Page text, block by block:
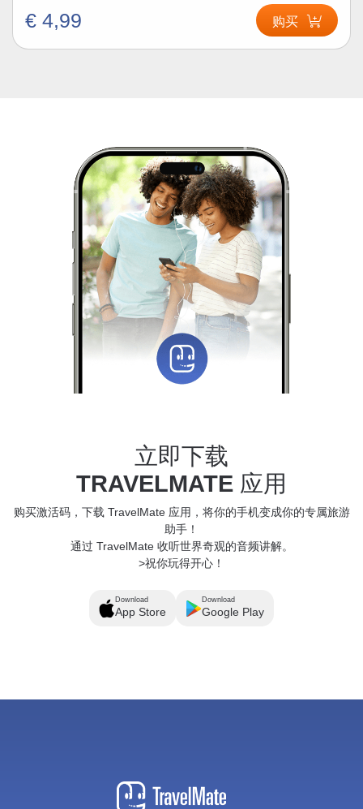
€ 4,99 购买
立即下载
TRAVELMATE 应用
购买激活码，下载 TravelMate 应用，将你的手机变成你的专属旅游
助手！
通过 TravelMate 收听世界奇观的音频讲解。
>祝你玩得开心！
Download
App Store
Download
Google Play